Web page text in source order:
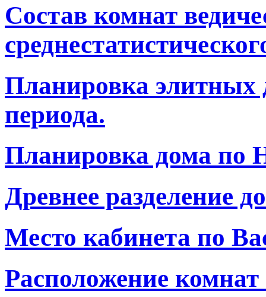
Состав комнат
Планировка элитных
периода.
Планировка дома по
Древнее разделение
Место кабинета по
Расположение комнат